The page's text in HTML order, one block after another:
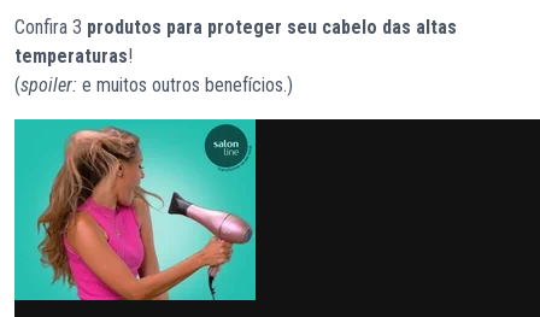
Confira 3 produtos para proteger seu cabelo das altas
temperaturas!
(spoiler: e muitos outros benefícios.)